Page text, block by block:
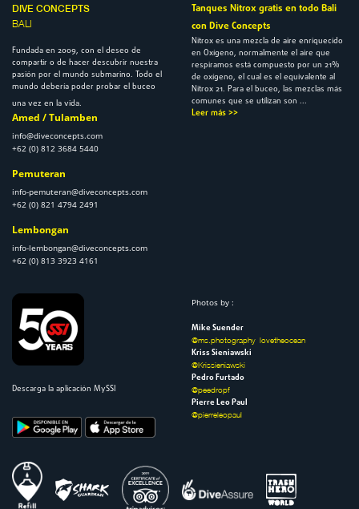
DIVE CONCEPTS
BALI
Fundada en 2009, con el deseo de
compartir o de hacer descubrir nuestra
pasión por el mundo submarino. Todo el
mundo debería poder probar el buceo
una vez en la vida.
Amed / Tulamben
info@diveconcepts.com
+62 (0) 812 3684 5440
Tanques Nitrox gratis en todo Bali
con Dive Concepts
Nitrox es una mezcla de aire enriquecido
en Oxígeno, normalmente el aire que
respiramos está compuesto por un 21%
de oxígeno, el cual es el equivalente al
Nitrox 21. Para el buceo, las mezclas más
comunes que se utilizan son ...
Leer más >>
Pemuteran
info-pemuteran@diveconcepts.com
+62 (0) 821 4794 2491
Lembongan
info-lembongan@diveconcepts.com
+62 (0) 813 3923 4161
Descarga la aplicación MySSI
Photos by :
Mike Suender
@ms.photography_lovetheocean
Kriss Sieniawski
@Krissieniawski
Pedro Furtado
@peedropf
Pierre Leo Paul
@pierreleopaul